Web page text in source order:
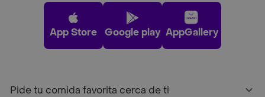
App Store Google play AppGallery
Pide tu comida favorita cerca de ti